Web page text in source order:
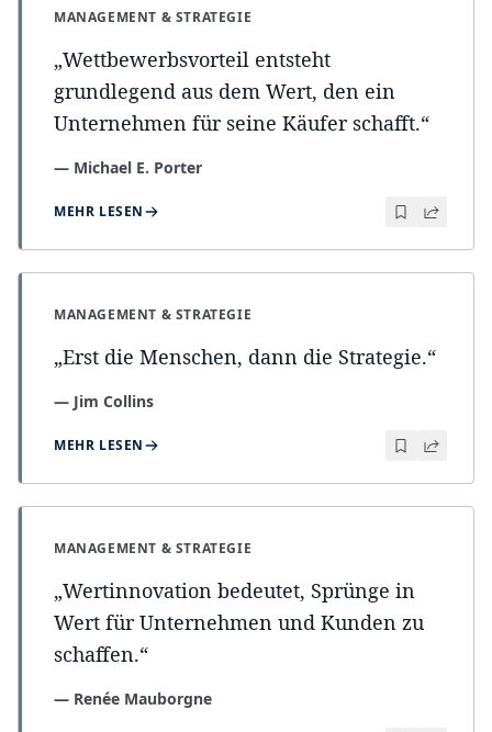
MANAGEMENT & STRATEGIE
„Wettbewerbsvorteil entsteht
grundlegend aus dem Wert, den ein
Unternehmen für seine Käufer schafft.“
— Michael E. Porter
MEHR LESEN
MANAGEMENT & STRATEGIE
„Erst die Menschen, dann die Strategie.“
— Jim Collins
MEHR LESEN
MANAGEMENT & STRATEGIE
„Wertinnovation bedeutet, Sprünge in
Wert für Unternehmen und Kunden zu
schaffen.“
— Renée Mauborgne